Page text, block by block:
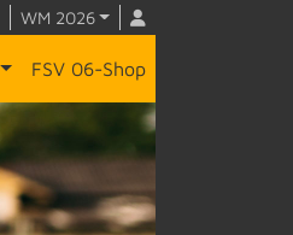
WM 2026
FSV 06-Shop